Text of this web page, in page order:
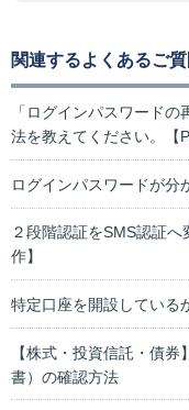
関連するよくあるご質
「ログインパスワード
法を教えてください。【
ログインパスワードが分
２段階認証をSMS認証
作】
特定口座を開設している
【株式・投資信託・債
書）の確認方法